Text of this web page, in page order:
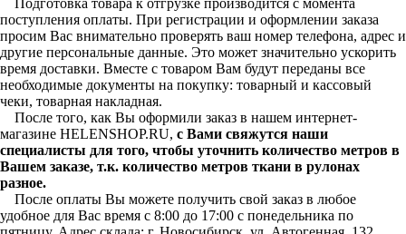
поступления оплаты. При регистрации и оформлении заказа
просим Вас внимательно проверять ваш номер телефона, адрес и
другие персональные данные. Это может значительно ускорить
время доставки. Вместе с товаром Вам будут переданы все
необходимые документы на покупку: товарный и кассовый
чеки, товарная накладная.
После того, как Вы оформили заказ в нашем интернет-
магазине HELENSHOP.RU, с Вами свяжутся наши
специалисты для того, чтобы уточнить количество метров в
Вашем заказе, т.к. количество метров ткани в рулонах
разное.
После оплаты Вы можете получить свой заказ в любое
удобное для Вас время с 8:00 до 17:00 с понедельника по